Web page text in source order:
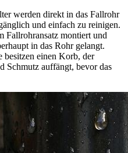
werden direkt in das Fallrohr
und einfach zu reinigen.
Fallrohransatz montiert und
in das Rohr gelangt.
besitzen einen Korb, der
Schmutz auffängt, bevor das